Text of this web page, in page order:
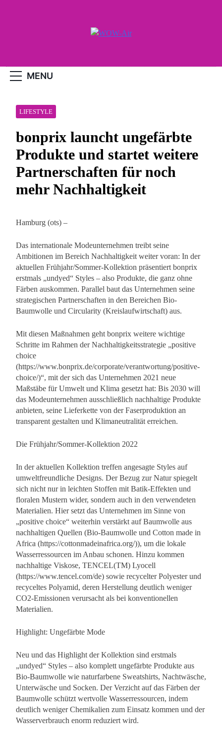
MENU
LIFESTYLE
bonprix launcht ungefärbte
Produkte und startet weitere
Partnerschaften für noch
mehr Nachhaltigkeit
Hamburg (ots) –
Das internationale Modeunternehmen treibt seine
Ambitionen im Bereich Nachhaltigkeit weiter voran: In der
aktuellen Frühjahr/Sommer-Kollektion präsentiert bonprix
erstmals „undyed“ Styles – also Produkte, die ganz ohne
Färben auskommen. Parallel baut das Unternehmen seine
strategischen Partnerschaften in den Bereichen Bio-
Baumwolle und Circularity (Kreislaufwirtschaft) aus.
Mit diesen Maßnahmen geht bonprix weitere wichtige
Schritte im Rahmen der Nachhaltigkeitsstrategie „positive
choice
(https://www.bonprix.de/corporate/verantwortung/positive-
choice/)“, mit der sich das Unternehmen 2021 neue
Maßstäbe für Umwelt und Klima gesetzt hat: Bis 2030 will
das Modeunternehmen ausschließlich nachhaltige Produkte
anbieten, seine Lieferkette von der Faserproduktion an
transparent gestalten und Klimaneutralität erreichen.
Die Frühjahr/Sommer-Kollektion 2022
In der aktuellen Kollektion treffen angesagte Styles auf
umweltfreundliche Designs. Der Bezug zur Natur spiegelt
sich nicht nur in leichten Stoffen mit Batik-Effekten und
floralen Mustern wider, sondern auch in den verwendeten
Materialien. Hier setzt das Unternehmen im Sinne von
„positive choice“ weiterhin verstärkt auf Baumwolle aus
nachhaltigen Quellen (Bio-Baumwolle und Cotton made in
Africa (https://cottonmadeinafrica.org/)), um die lokale
Wasserressourcen im Anbau schonen. Hinzu kommen
nachhaltige Viskose, TENCEL(TM) Lyocell
(https://www.tencel.com/de) sowie recycelter Polyester und
recyceltes Polyamid, deren Herstellung deutlich weniger
CO2-Emissionen verursacht als bei konventionellen
Materialien.
Highlight: Ungefärbte Mode
Neu und das Highlight der Kollektion sind erstmals
„undyed“ Styles – also komplett ungefärbte Produkte aus
Bio-Baumwolle wie naturfarbene Sweatshirts, Nachtwäsche,
Unterwäsche und Socken. Der Verzicht auf das Färben der
Baumwolle schützt wertvolle Wasserressourcen, indem
deutlich weniger Chemikalien zum Einsatz kommen und der
Wasserverbrauch enorm reduziert wird.